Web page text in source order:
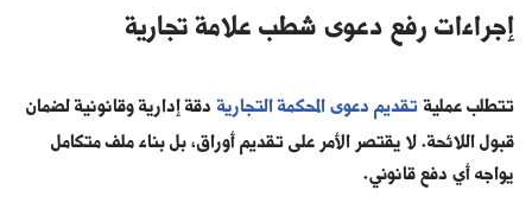
إجراءات رفع دعوى شطب علامة تجارية
تتطلب عمليةتقديم دعوى المحكمة التجارية دقة إدارية وقانونية لضمان
قبول اللائحة. لا يقتصر الأمر على تقديم أوراق، بل بناء ملف متكامل
يواجه أي دفع قانوني.